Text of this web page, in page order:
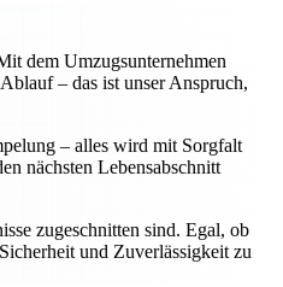
dem Umzugsunternehmen
– das ist unser Anspruch,
– alles wird mit Sorgfalt
nächsten Lebensabschnitt
zugeschnitten sind. Egal, ob
und Zuverlässigkeit zu